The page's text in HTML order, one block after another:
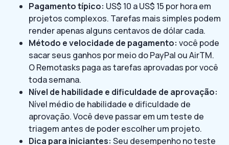
Pagamento típico: US$ 10 a US$ 15 por hora em
projetos complexos. Tarefas mais simples podem
render apenas alguns centavos de dólar cada.
Método e velocidade de pagamento: você pode
sacar seus ganhos por meio do PayPal ou AirTM.
O Remotasks paga as tarefas aprovadas por você
toda semana.
Nível de habilidade e dificuldade de aprovação:
Nível médio de habilidade e dificuldade de
aprovação. Você deve passar em um teste de
triagem antes de poder escolher um projeto.
Dica para iniciantes: Seu desempenho no teste